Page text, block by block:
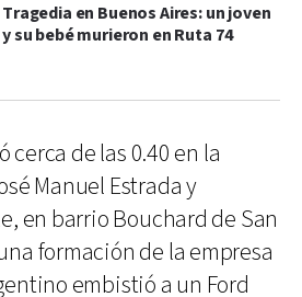
Tragedia en Buenos Aires: un joven
y su bebé murieron en Ruta 74
cerca de las 0.40 en la
Manuel Estrada y
en barrio Bouchard de San
formación de la empresa
embistió a un Ford